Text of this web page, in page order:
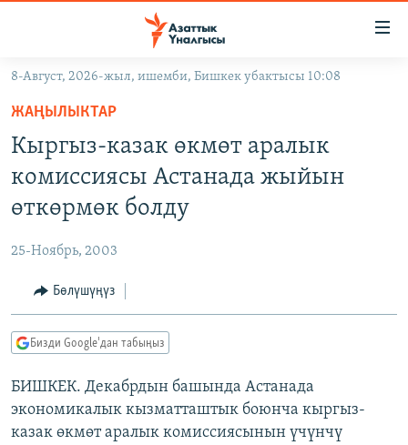
Навигацияга
өтүңүз
Издөөгө
салыңызКЫРГЫЗСТАН
МАДАНИЯТ
ДҮЙНӨ
ТВ ПРОГРАММАЛАР
БҮГҮН АЗАТТЫКТА
ДАНИСТЕ
ПОДКАСТ
8-Август, 2026-жыл, ишемби, Бишкек убактысы 10:08
ЖАҢЫЛЫКТАР
Кыргыз-казак өкмөт аралык
комиссиясы Астанада жыйын
өткөрмөк болду
25-Ноябрь, 2003
Бөлүшүңүз
Бизди Google'дан табыңыз
БИШКЕК. Декабрдын башында Астанада
экономикалык кызматташтык боюнча кыргыз-
казак өкмөт аралык комиссиясынын үчүнчү